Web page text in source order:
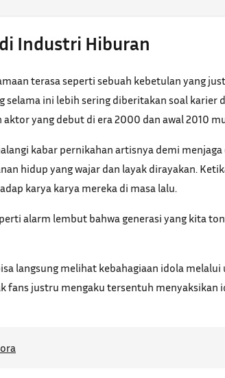
Industri Hiburan
terasa seperti sebuah kebetulan yang
ini lebih sering diberitakan soal
yang debut di era 2000 dan awal 2010
kabar pernikahan artisnya demi
hidup yang wajar dan layak dirayakan.
karya karya mereka di masa lalu.
alarm lembut bahwa generasi yang kita
langsung melihat kebahagiaan idola
fans justru mengaku tersentuh